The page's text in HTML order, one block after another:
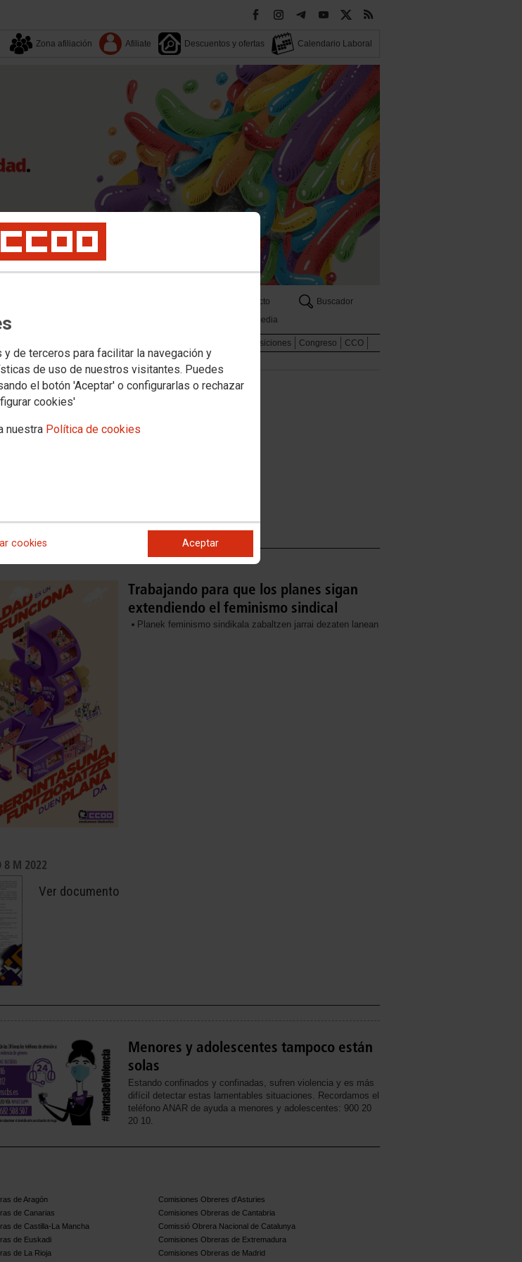
de terceros para facilitar la navegación y
de uso de nuestros visitantes. Puedes
el botón 'Aceptar' o configurarlas o rechazar
cookies'
nuestra Política de cookies
cookies Aceptar
Zona afiliación Afiliate Descuentos y ofertas Calendario Laboral
Contacto
Buscador
Multimedia
Oposiciones Congreso
CCO
M 2025 EUSKADI
Ver documento
Trabajando para que los planes sigan
extendiendo el feminismo sindical
Planek feminismo sindikala zabaltzen jarrai dezaten lanean
8 M 2022
Ver documento
Menores y adolescentes tampoco están
solas
Estando confinados y confinadas, sufren violencia y es más
difícil detectar estas lamentables situaciones. Recordamos el
teléfono ANAR de ayuda a menores y adolescentes: 900 20
20 10.
de Aragón
Comisiones Obreres d'Asturies
de Canarias
Comisiones Obreras de Cantabria
de Castilla-La Mancha
Comissió Obrera Nacional de Catalunya
de Euskadi
Comisiones Obreras de Extremadura
de La Rioja Comisiones Obreras de Madrid